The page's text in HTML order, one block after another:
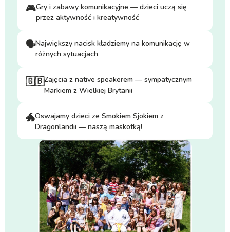
🎮Gry i zabawy komunikacyjne — dzieci uczą się
przez aktywność i kreatywność
🗣️Największy nacisk kładziemy na komunikację w
różnych sytuacjach
🇬🇧Zajęcia z native speakerem — sympatycznym
Markiem z Wielkiej Brytanii
🐲Oswajamy dzieci ze Smokiem Sjokiem z
Dragonlandii — naszą maskotką!